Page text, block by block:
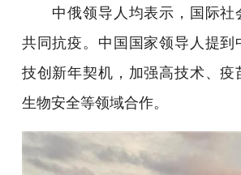
中俄领导人均表示，国际社
共同抗疫。中国国家领导人提到
技创新年契机，加强高技术、疫
生物安全等领域合作。